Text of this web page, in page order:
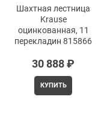
Шахтная лестница
Krause
оцинкованная, 11
перекладин 815866
30 888 ₽
КУПИТЬ